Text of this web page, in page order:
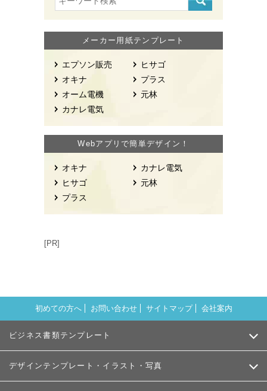
メーカー用紙テンプレート
エプソン販売
オキナ
オーム電機
カナレ電気
ヒサゴ
プラス
元林
Webアプリで簡単デザイン！
オキナ
ヒサゴ
プラス
カナレ電気
元林
[PR]
初めての方へ お問い合わせ サイトマップ 会社案内
ビジネス書類テンプレート
デザインテンプレート・イラスト・写真